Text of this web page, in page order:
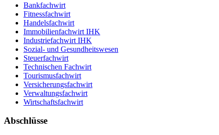
Bankfachwirt
Fitnessfachwirt
Handelsfachwirt
Immobilienfachwirt IHK
Industriefachwirt IHK
Sozial- und Gesundheitswesen
Steuerfachwirt
Technischen Fachwirt
Tourismusfachwirt
Versicherungsfachwirt
Verwaltungsfachwirt
Wirtschaftsfachwirt
Abschlüsse